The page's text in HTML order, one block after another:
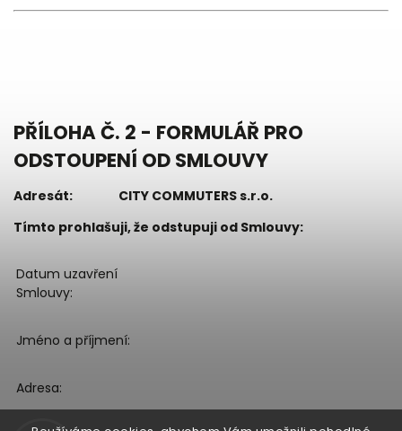
PŘÍLOHA Č. 2 - FORMULÁŘ PRO
ODSTOUPENÍ OD SMLOUVY
Adresát: CITY COMMUTERS s.r.o.
Tímto prohlašuji, že odstupuji od Smlouvy:
Datum uzavření
Smlouvy:
Jméno a příjmení:
Adresa: